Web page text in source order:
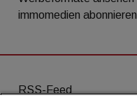
immomedien abonnieren
RSS-Feed